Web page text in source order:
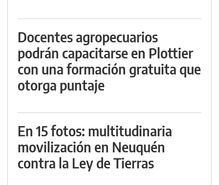
Docentes agropecuarios
podrán capacitarse en Plottier
con una formación gratuita que
otorga puntaje
En 15 fotos: multitudinaria
movilización en Neuquén
contra la Ley de Tierras